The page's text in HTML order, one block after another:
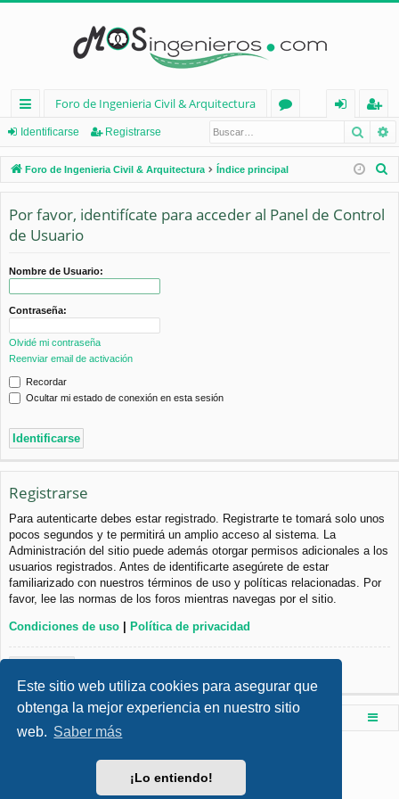
Este sitio web utiliza cookies para asegurar que
obtenga la mejor experiencia en nuestro sitio
web. Saber más
¡Lo entiendo!
nl
ac
es
rá
pi
d
os
Foro de Ingenieria Civil & Arquitectura
os
nt
ifi
ca
eg
ist
ra
rs
Identificarse Registrarse
Foro de Ingenieria Civil & Arquitectura Índice principal
Por favor, identifícate para acceder al Panel de Control
de Usuario
Nombre de Usuario:
Contraseña:
Olvidé mi contraseña
Reenviar email de activación
Recordar
Ocultar mi estado de conexión en esta sesión
Registrarse
Para autenticarte debes estar registrado. Registrarte te tomará solo unos
pocos segundos y te permitirá un amplio acceso al sistema. La
Administración del sitio puede además otorgar permisos adicionales a los
usuarios registrados. Antes de identificarte asegúrete de estar
familiarizado con nuestros términos de uso y políticas relacionadas. Por
favor, lee las normas de los foros mientras navegas por el sitio.
Condiciones de uso | Política de privacidad
Foro de Ingenieria Civil & Arquitectura
- phpBB 3.3 por MrGaby
Traducción al español por
Privacidad|Condiciones